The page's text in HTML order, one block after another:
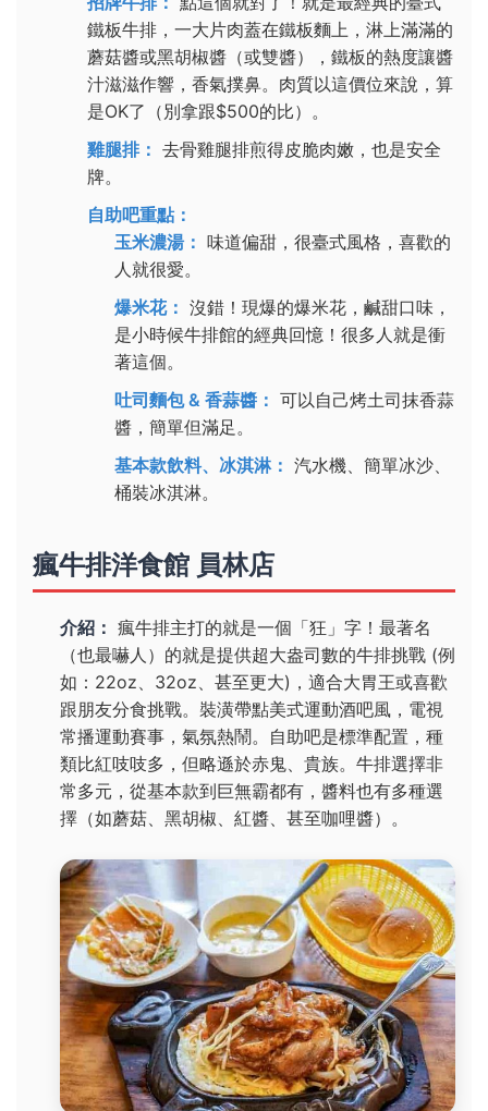
鐵板牛排，一大片肉蓋在鐵板麵上，淋上滿滿的
蘑菇醬或黑胡椒醬（或雙醬），鐵板的熱度讓醬
汁滋滋作響，香氣撲鼻。肉質以這價位來說，算
是OK了（別拿跟$500的比）。
雞腿排： 去骨雞腿排煎得皮脆肉嫩，也是安全
牌。
自助吧重點：
玉米濃湯： 味道偏甜，很臺式風格，喜歡的
人就很愛。
爆米花： 沒錯！現爆的爆米花，鹹甜口味，
是小時候牛排館的經典回憶！很多人就是衝
著這個。
吐司麵包 & 香蒜醬： 可以自己烤土司抹香蒜
醬，簡單但滿足。
基本款飲料、冰淇淋： 汽水機、簡單冰沙、
桶裝冰淇淋。
瘋牛排洋食館 員林店
介紹： 瘋牛排主打的就是一個「狂」字！最著名
（也最嚇人）的就是提供超大盎司數的牛排挑戰 (例
如：22oz、32oz、甚至更大)，適合大胃王或喜歡
跟朋友分食挑戰。裝潢帶點美式運動酒吧風，電視
常播運動賽事，氣氛熱鬧。自助吧是標準配置，種
類比紅吱吱多，但略遜於赤鬼、貴族。牛排選擇非
常多元，從基本款到巨無霸都有，醬料也有多種選
擇（如蘑菇、黑胡椒、紅醬、甚至咖哩醬）。